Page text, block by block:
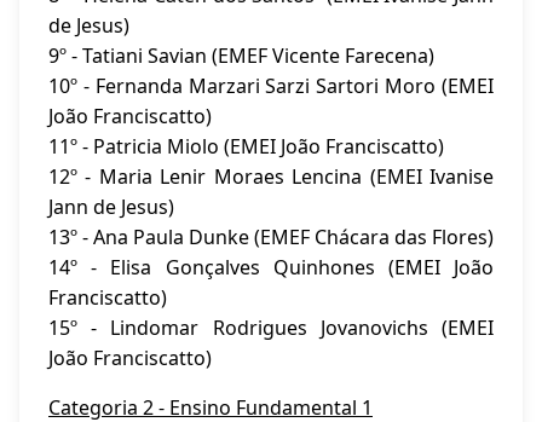
de Jesus)
9º - Tatiani Savian (EMEF Vicente Farecena)
10º - Fernanda Marzari Sarzi Sartori Moro (EMEI
João Franciscatto)
11º - Patricia Miolo (EMEI João Franciscatto)
12º - Maria Lenir Moraes Lencina (EMEI Ivanise
Jann de Jesus)
13º - Ana Paula Dunke (EMEF Chácara das Flores)
14º - Elisa Gonçalves Quinhones (EMEI João
Franciscatto)
15º - Lindomar Rodrigues Jovanovichs (EMEI
João Franciscatto)
Categoria 2 - Ensino Fundamental 1